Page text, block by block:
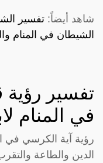
شاهد أيضاً: تفسير
الشيطان في المنام
تفسير رؤية
في المنام
رؤية آية الكرسي
الدين والطاعة